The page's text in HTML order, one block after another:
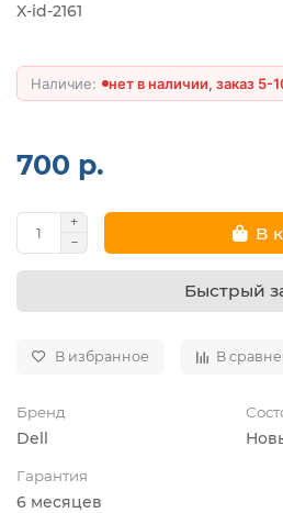
X-id-2161
нет в наличии, заказ 5-
700 р.
В
Быстрый
В избранное В
Бренд
Dell
Гарантия
6 месяцев